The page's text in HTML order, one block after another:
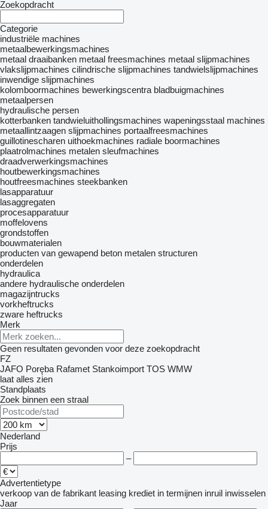
Zoekopdracht
Categorie
industriële machines
metaalbewerkingsmachines
metaal draaibanken metaal freesmachines metaal slijpmachines
vlakslijpmachines cilindrische slijpmachines tandwielslijpmachines
inwendige slijpmachines
kolomboormachines bewerkingscentra bladbuigmachines
metaalpersen
hydraulische persen
kotterbanken tandwieluithollingsmachines wapeningsstaal machines
metaallintzaagen slijpmachines portaalfreesmachines
guillotinescharen uithoekmachines radiale boormachines
plaatrolmachines metalen sleufmachines
draadverwerkingsmachines
houtbewerkingsmachines
houtfreesmachines steekbanken
lasapparatuur
lasaggregaten
procesapparatuur
moffelovens
grondstoffen
bouwmaterialen
producten van gewapend beton metalen structuren
onderdelen
hydraulica
andere hydraulische onderdelen
magazijntrucks
vorkheftrucks
zware heftrucks
Merk
Geen resultaten gevonden voor deze zoekopdracht
FZ
JAFO Poręba Rafamet Stankoimport TOS WMW
laat alles zien
Standplaats
Zoek binnen een straal
Nederland
Prijs
–
Advertentietype
verkoop van de fabrikant leasing krediet in termijnen inruil inwisselen
Jaar